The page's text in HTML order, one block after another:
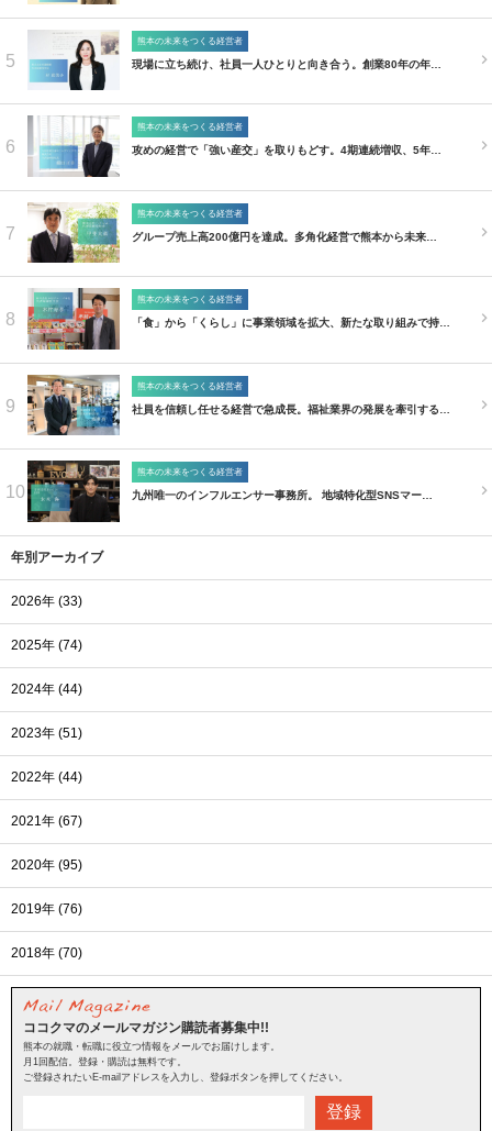
5
熊本の未来をつくる経営者
現場に立ち続け、社員一人ひとりと向き合う。創業80年の年…
6
熊本の未来をつくる経営者
攻めの経営で「強い産交」を取りもどす。4期連続増収、5年…
7
熊本の未来をつくる経営者
グループ売上高200億円を達成。多角化経営で熊本から未来…
8
熊本の未来をつくる経営者
「食」から「くらし」に事業領域を拡大、新たな取り組みで持…
9
熊本の未来をつくる経営者
社員を信頼し任せる経営で急成長。福祉業界の発展を牽引する…
10
熊本の未来をつくる経営者
九州唯一のインフルエンサー事務所。 地域特化型SNSマー…
年別アーカイブ
2026年 (33)
2025年 (74)
2024年 (44)
2023年 (51)
2022年 (44)
2021年 (67)
2020年 (95)
2019年 (76)
2018年 (70)
ココクマのメールマガジン購読者募集中!!
熊本の就職・転職に役立つ情報をメールでお届けします。
月1回配信。登録・購読は無料です。
ご登録されたいE-mailアドレスを入力し、登録ボタンを押してください。
登録